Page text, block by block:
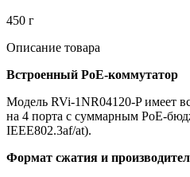
450 г
Описание товара
Встроенный PoE-коммутатор
Модель RVi-1NR04120-P имеет
на 4 порта с суммарным PoE-
IEEE802.3af/at).
Формат сжатия и